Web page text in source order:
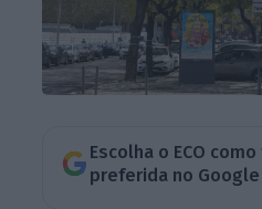
Escolha o ECO
preferida no Google